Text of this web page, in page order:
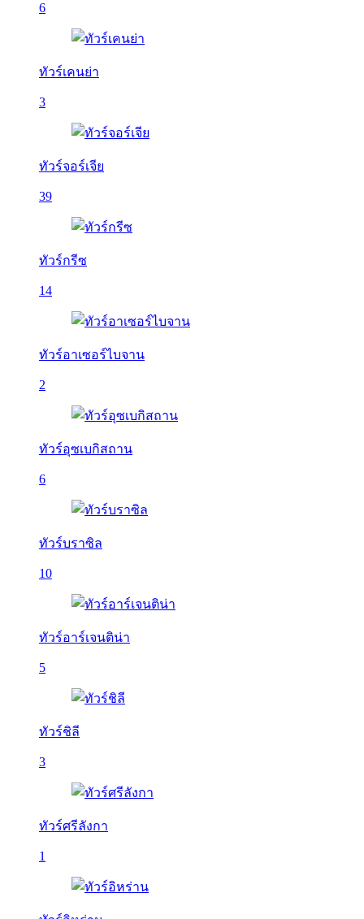
6
ทัวร์เคนย่า
3
ทัวร์จอร์เจีย
39
ทัวร์กรีซ
14
ทัวร์อาเซอร์ไบจาน
2
ทัวร์อุซเบกิสถาน
6
ทัวร์บราซิล
10
ทัวร์อาร์เจนติน่า
5
ทัวร์ชิลี
3
ทัวร์ศรีลังกา
1